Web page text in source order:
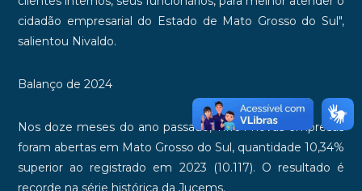
cidadão empresarial do Estado de Mato Grosso do Sul",
salientou Nivaldo.
Balanço de 2024
Nos doze meses do ano passado, 11.164 novas empresas
foram abertas em Mato Grosso do Sul, quantidade 10,34%
superior ao registrado em 2023 (10.117). O resultado é
recorde na série histórica da Jucems.